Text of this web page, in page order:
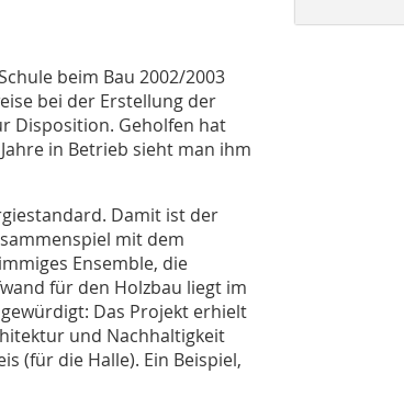
beim Bau 2002/2003
bei der Erstellung der
Disposition. Geholfen hat
in Betrieb sieht man ihm
Damit ist der
mit dem
Ensemble, die
für den Holzbau liegt im
Das Projekt erhielt
und Nachhaltigkeit
(für die Halle). Ein Beispiel,